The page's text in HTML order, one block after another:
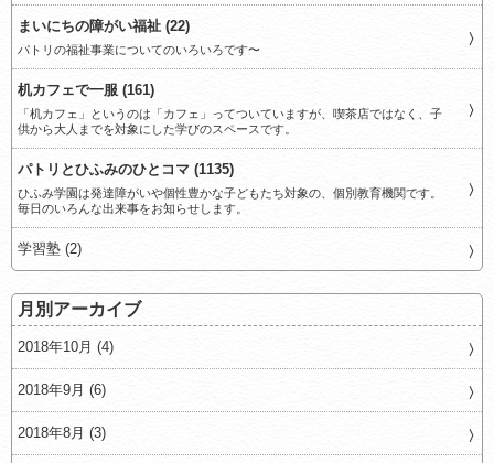
まいにちの障がい福祉 (22)
パトリの福祉事業についてのいろいろです〜
机カフェで一服 (161)
「机カフェ」というのは「カフェ」ってついていますが、喫茶店ではなく、子
供から大人までを対象にした学びのスペースです。
パトリとひふみのひとコマ (1135)
ひふみ学園は発達障がいや個性豊かな子どもたち対象の、個別教育機関です。
毎日のいろんな出来事をお知らせします。
学習塾 (2)
月別アーカイブ
2018年10月 (4)
2018年9月 (6)
2018年8月 (3)